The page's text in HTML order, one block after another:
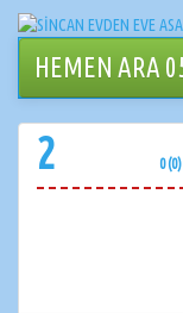
İçeriğe
geçin
HEMEN ARA
2 0 (0)